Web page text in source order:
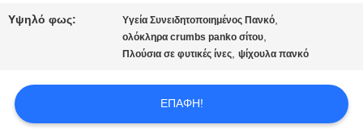
ΕΠΙΚΟΙΝΩΝΉΣΤΕ
ΜΑΣ
Υψηλό φως: Υγεία Συνειδητοποιημένος Πανκό,
ολόκληρα crumbs panko σίτου,
Πλούσια σε φυτικές ίνες,ψίχουλα πανκό
ΕΠΑΦΉ!